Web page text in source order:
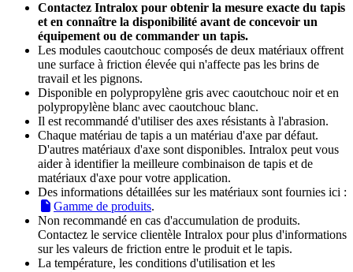
Contactez Intralox pour obtenir la mesure exacte du tapis
et en connaître la disponibilité avant de concevoir un
équipement ou de commander un tapis.
Les modules caoutchouc composés de deux matériaux offrent
une surface à friction élevée qui n'affecte pas les brins de
travail et les pignons.
Disponible en polypropylène gris avec caoutchouc noir et en
polypropylène blanc avec caoutchouc blanc.
Il est recommandé d'utiliser des axes résistants à l'abrasion.
Chaque matériau de tapis a un matériau d'axe par défaut.
D'autres matériaux d'axe sont disponibles. Intralox peut vous
aider à identifier la meilleure combinaison de tapis et de
matériaux d'axe pour votre application.
Des informations détaillées sur les matériaux sont fournies ici :
Gamme de produits.
Non recommandé en cas d'accumulation de produits.
Contactez le service clientèle Intralox pour plus d'informations
sur les valeurs de friction entre le produit et le tapis.
La température, les conditions d'utilisation et les